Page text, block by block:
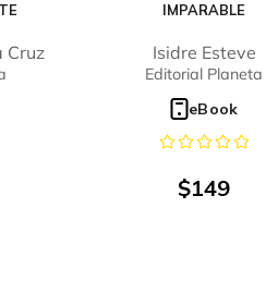
Cruz
IMPARABLE
Isidre Esteve
Editorial Planeta
eBook
$149